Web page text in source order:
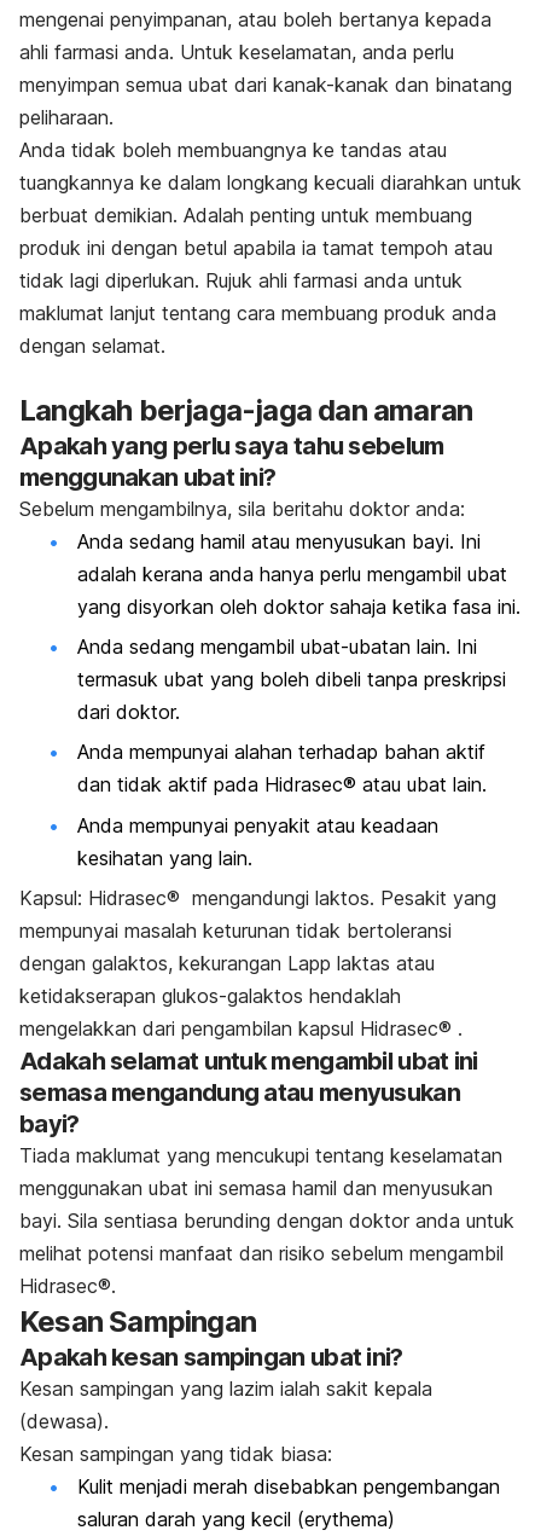
mengenai penyimpanan, atau boleh bertanya kepada
ahli farmasi anda. Untuk keselamatan, anda perlu
menyimpan semua ubat dari kanak-kanak dan binatang
peliharaan.
Anda tidak boleh membuangnya ke tandas atau
tuangkannya ke dalam longkang kecuali diarahkan untuk
berbuat demikian. Adalah penting untuk membuang
produk ini dengan betul apabila ia tamat tempoh atau
tidak lagi diperlukan. Rujuk ahli farmasi anda untuk
maklumat lanjut tentang cara membuang produk anda
dengan selamat.
Langkah berjaga-jaga dan amaran
Apakah yang perlu saya tahu sebelum
menggunakan ubat ini?
Sebelum mengambilnya, sila beritahu doktor anda:
Anda sedang hamil atau menyusukan bayi. Ini
adalah kerana anda hanya perlu mengambil ubat
yang disyorkan oleh doktor sahaja ketika fasa ini.
Anda sedang mengambil ubat-ubatan lain. Ini
termasuk ubat yang boleh dibeli tanpa preskripsi
dari doktor.
Anda mempunyai alahan terhadap bahan aktif
dan tidak aktif pada Hidrasec® atau ubat lain.
Anda mempunyai penyakit atau keadaan
kesihatan yang lain.
Kapsul: Hidrasec® mengandungi laktos. Pesakit yang
mempunyai masalah keturunan tidak bertoleransi
dengan galaktos, kekurangan Lapp laktas atau
ketidakserapan glukos-galaktos hendaklah
mengelakkan dari pengambilan kapsul Hidrasec® .
Adakah selamat untuk mengambil ubat ini
semasa mengandung atau menyusukan
bayi?
Tiada maklumat yang mencukupi tentang keselamatan
menggunakan ubat ini semasa hamil dan menyusukan
bayi. Sila sentiasa berunding dengan doktor anda untuk
melihat potensi manfaat dan risiko sebelum mengambil
Hidrasec®.
Kesan Sampingan
Apakah kesan sampingan ubat ini?
Kesan sampingan yang lazim ialah sakit kepala
(dewasa).
Kesan sampingan yang tidak biasa:
Kulit menjadi merah disebabkan pengembangan
saluran darah yang kecil (erythema)